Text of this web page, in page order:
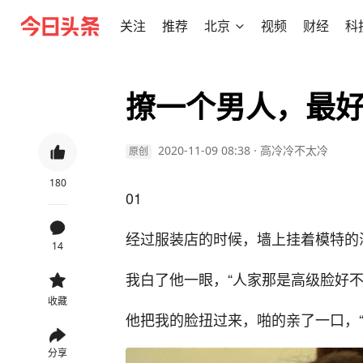
关注 推荐 北京 视频 财经 科
180
14
收藏
分享
撩一个男人，最
原创 2020-11-09 08:38 · 高冷冷不太冷
01
经过服装店的时候，墙上挂着模特
我白了他一眼，“人家那是高级脸好
他把我的脸扭过来，啪的亲了一口，